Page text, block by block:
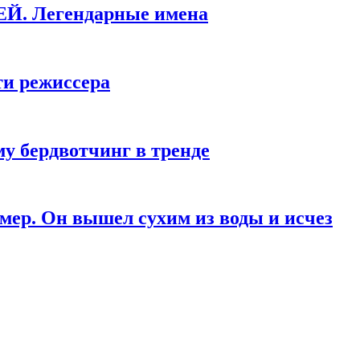
Легендарные имена
режиссера
бердвотчинг в тренде
Он вышел сухим из воды и исчез